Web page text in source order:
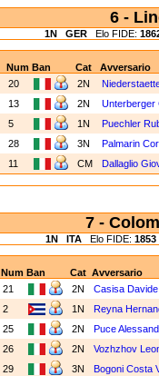
6 -
1N GERElo FIDE:
Num Ban Cat
Avversario
20 2N
13 2N
Unterberger
5 1N
Puechler
28 3N
Palmarin
11 CM Dallaglio
7 -
1N ITA Elo FIDE: 1853
NumBan Cat Avversario
21 2N
Casisa Davide
2 1N
Reyna
25 2N
Puce
26 2N
Vozhzhov
29 3N Bogoni Costa